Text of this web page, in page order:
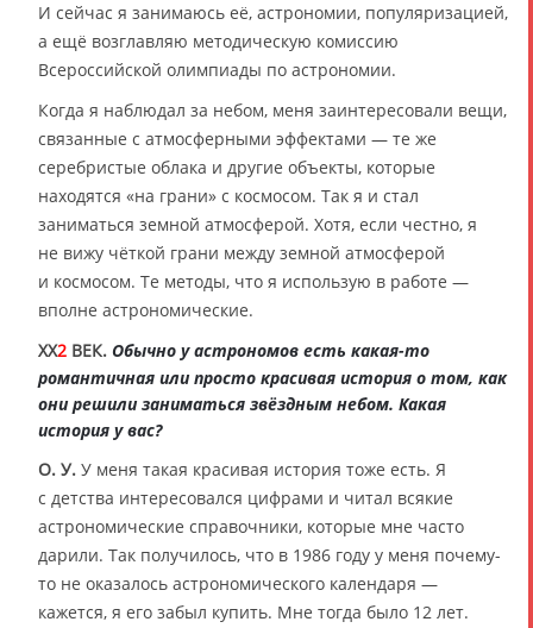
И сейчас я занимаюсь её, астрономии, популяризацией,
а ещё возглавляю методическую комиссию
Всероссийской олимпиады по астрономии.
Когда я наблюдал за небом, меня заинтересовали вещи,
связанные с атмосферными эффектами — те же
серебристые облака и другие объекты, которые
находятся «на грани» с космосом. Так я и стал
заниматься земной атмосферой. Хотя, если честно, я
не вижу чёткой грани между земной атмосферой
и космосом. Те методы, что я использую в работе —
вполне астрономические.
XX2 ВЕК. Обычно у астрономов есть какая-то
романтичная или просто красивая история о том, как
они решили заниматься звёздным небом. Какая
история у вас?
О. У. У меня такая красивая история тоже есть. Я
с детства интересовался цифрами и читал всякие
астрономические справочники, которые мне часто
дарили. Так получилось, что в 1986 году у меня почему-
то не оказалось астрономического календаря —
кажется, я его забыл купить. Мне тогда было 12 лет.